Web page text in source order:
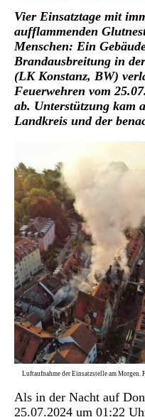
Vier Einsatztage mit
aufflammenden
Menschen: Ein
Brandausbreitung in
(LK Konstanz, BW)
Feuerwehren vom
ab. Unterstützung kam
Landkreis und der
Luftaufnahme der Einsatzstelle am
Als in der Nacht auf
25.07.2024 um 01:22